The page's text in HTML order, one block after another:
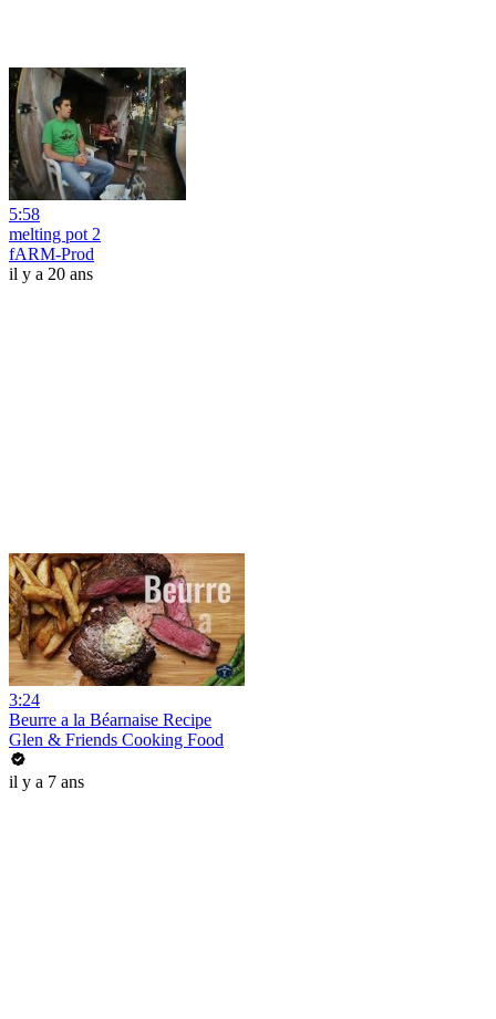
5:58
melting pot 2
fARM-Prod
il y a 20 ans
3:24
Beurre a la Béarnaise Recipe
Glen & Friends Cooking Food
il y a 7 ans